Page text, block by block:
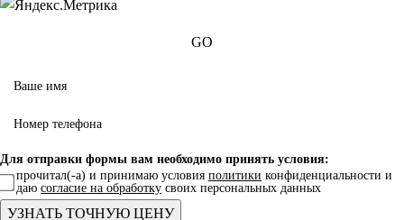
GO
Для отправки формы вам необходимо принять условия:
прочитал(-а) и принимаю условия политики конфиденциальности и
даю согласие на обработку своих персональных данных